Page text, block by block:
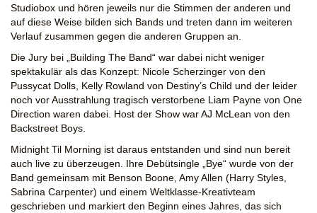
Studiobox und hören jeweils nur die Stimmen der anderen und
auf diese Weise bilden sich Bands und treten dann im weiteren
Verlauf zusammen gegen die anderen Gruppen an.
Die Jury bei „Building The Band“ war dabei nicht weniger
spektakulär als das Konzept: Nicole Scherzinger von den
Pussycat Dolls, Kelly Rowland von Destiny’s Child und der leider
noch vor Ausstrahlung tragisch verstorbene Liam Payne von One
Direction waren dabei. Host der Show war AJ McLean von den
Backstreet Boys.
Midnight Til Morning ist daraus entstanden und sind nun bereit
auch live zu überzeugen. Ihre Debütsingle „Bye“ wurde von der
Band gemeinsam mit Benson Boone, Amy Allen (Harry Styles,
Sabrina Carpenter) und einem Weltklasse-Kreativteam
geschrieben und markiert den Beginn eines Jahres, das sich